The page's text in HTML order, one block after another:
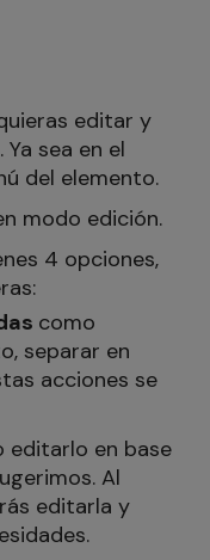
editar y
sea en el
del elemento.
modo edición.
4 opciones,
como
separar en
acciones se
editarlo en base
Al
editarla y